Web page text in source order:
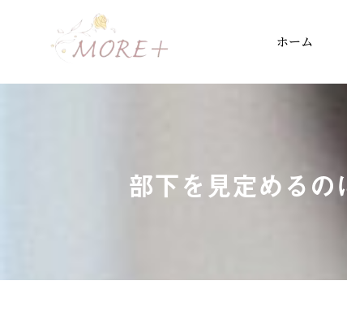
ホーム
部下を見定める